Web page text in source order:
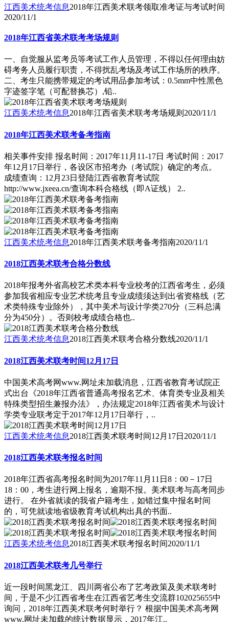
江西美术统考信息2018年江西美术联考领取准考证与考试时间
2020/11/1
2018年江西省美术联考考场规则
一、自觉服从监考员等考试工作人员管理，不得以任何理由妨
碍考务人员履行职责，不得扰乱考场及考试工作场所的秩序。
二、考生只能携带规定的考试用品参加考试：0.5mm中性黑色
字迹签字笔（可配替换芯）,铅..
江西美术统考信息2018年江西省美术联考考场规则 2020/11/1
2018年江西美术联考备考指南
相关事件安排 报名时间：2017年11月11-17日 考试时间：2017
年12月17日举行，各设区市招考办（考试院）确定的考点。
成绩查询：12月23日登陆江西省教育考试院
http://www.jxeea.cn/查询本科合格线（即A证线） 2..
江西美术统考信息2018年江西美术联考备考指南2020/11/1
2018江西美术联考合格分数线
2018年报考外省高校艺术类本科专业校考的江西省考生，必须
参加我省相应专业艺术统考且专业成绩须达到出省资格线（艺
术类特殊专业除外），其中美术与设计学类270分（三科总满
分为450分）。否则校考成绩合格也..
江西美术统考信息2018江西美术联考合格分数线2020/11/1
2018江西美术联考时间12月17日
中国美术高考网www.网址未加载消息，江西省教育考试院正
式出台《2018年江西省普通高考报名艺术、体育类专业及相关
特殊类型招生兼报办法》，办法规定2018年江西省美术与设计
学类专业联考定于2017年12月17日举行，..
江西美术统考信息2018江西美术联考时间12月17日 2020/11/1
2018江西美术联考报名时间
2018年江西省高考报名时间为2017年11月11日8：00－17日
18：00，考生进行网上报名，逾期不报。美术联考与高考同步
进行。 在外省就读的我省户籍考生，如错过集中报名时间
的，可凭就读地省级教育考试机构出具的书面..
江西美术统考信息2018江西美术联考报名时间2020/11/1
2018江西美术联考几号举行
近一段时间黑龙江、四川两省公布了艺考政策及美术联考时
间，于是不少江西省考生在江西省艺考生交流群102025655中
询问，2018年江西美术联考何时举行？ 根据中国美术高考网
www.网址未加载的统计数据显示，2017年江..